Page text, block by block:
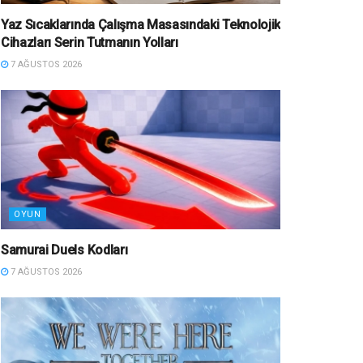
Yaz Sıcaklarında Çalışma Masasındaki Teknolojik
Cihazları Serin Tutmanın Yolları
7 AĞUSTOS 2026
OYUN
Samurai Duels Kodları
7 AĞUSTOS 2026